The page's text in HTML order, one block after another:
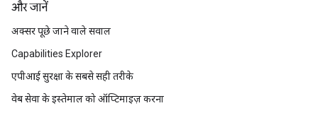
और जानें
अक्सर पूछे जाने वाले सवाल
Capabilities Explorer
एपीआई सुरक्षा के सबसे सही तरीके
वेब सेवा के इस्तेमाल को ऑप्टिमाइज़ करना